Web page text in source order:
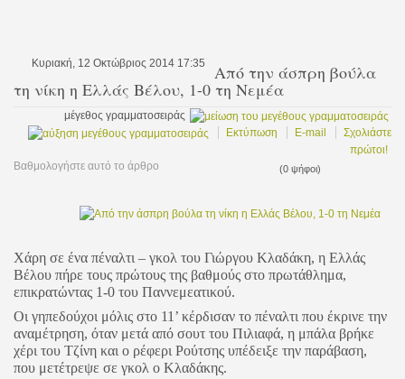
Κυριακή, 12 Οκτώβριος 2014 17:35 Από την άσπρη βούλα
τη νίκη η Ελλάς Βέλου, 1-0 τη Νεμέα
μέγεθος γραμματοσειράς
Εκτύπωση
E-mail
Σχολιάστε
πρώτοι!
Βαθμολογήστε αυτό το άρθρο
(0 ψήφοι)
Χάρη σε ένα πέναλτι – γκολ του Γιώργου Κλαδάκη, η Ελλάς
Βέλου πήρε τους πρώτους της βαθμούς στο πρωτάθλημα,
επικρατώντας 1-0 του Παννεμεατικού.
Οι γηπεδούχοι μόλις στο 11’ κέρδισαν το πέναλτι που έκρινε την
αναμέτρηση, όταν μετά από σουτ του Πιλιαφά, η μπάλα βρήκε
χέρι του Τζίνη και ο ρέφερι Ρούτσης υπέδειξε την παράβαση,
που μετέτρεψε σε γκολ ο Κλαδάκης.